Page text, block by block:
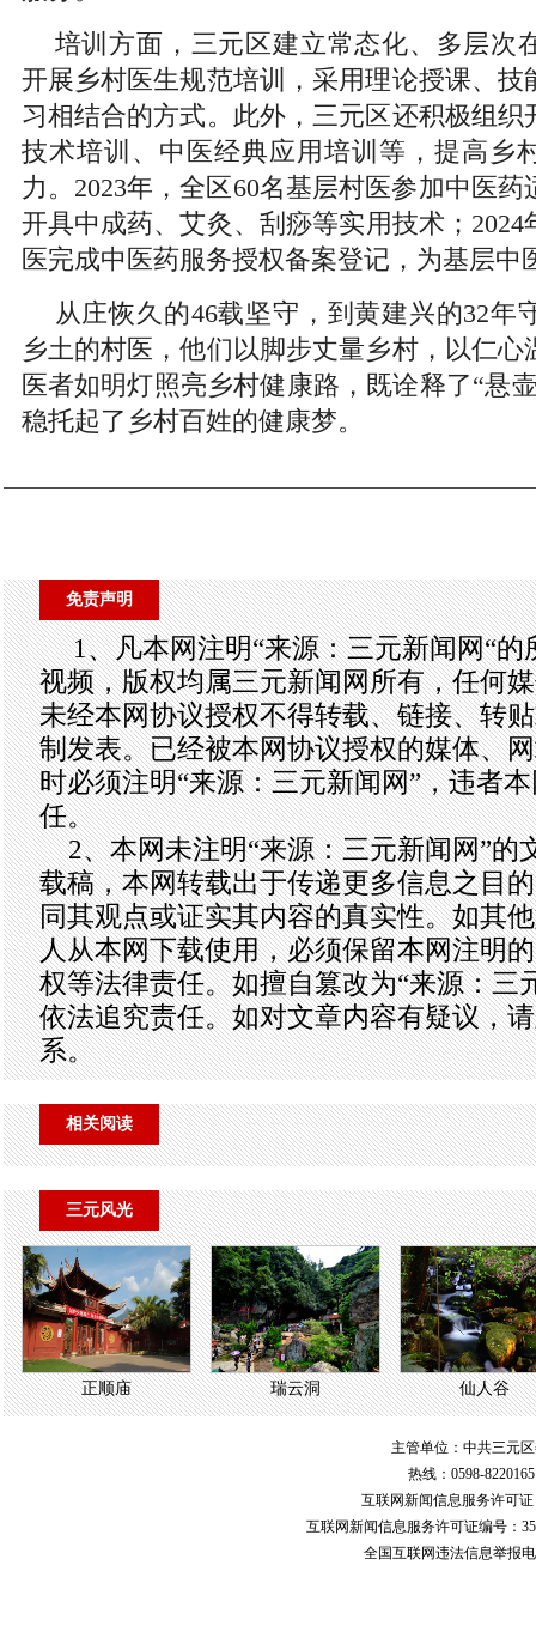
培训方面，三元区建立常态化、多层次
开展乡村医生规范培训，采用理论授课、技
习相结合的方式。此外，三元区还积极组织
技术培训、中医经典应用培训等，提高乡
力。2023年，全区60名基层村医参加中医
开具中成药、艾灸、刮痧等实用技术；2024
医完成中医药服务授权备案登记，为基层中
从庄恢久的46载坚守，到黄建兴的32年
乡土的村医，他们以脚步丈量乡村，以仁
医者如明灯照亮乡村健康路，既诠释了“悬
稳托起了乡村百姓的健康梦。
免责声明
1、凡本网注明“来源：三元新闻网“
视频，版权均属三元新闻网所有，任何
未经本网协议授权不得转载、链接、转
制发表。已经被本网协议授权的媒体、
时必须注明“来源：三元新闻网”，违者
任。
2、本网未注明“来源：三元新闻网”的
载稿，本网转载出于传递更多信息之目
同其观点或证实其内容的真实性。如其
人从本网下载使用，必须保留本网注明
权等法律责任。如擅自篡改为“来源：三
依法追究责任。如对文章内容有疑议，
系。
相关阅读
三元风光
正顺庙 瑞云洞 仙人谷
主管单位：中共三元
热线：0598-
互联网新闻信息服务许可证
互联网新闻信息服务许可证编号：
全国互联网违法信息举报